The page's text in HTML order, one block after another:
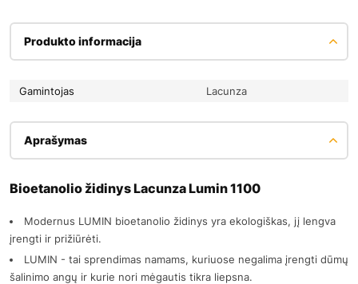
Produkto informacija
Gamintojas Lacunza
Aprašymas
Bioetanolio židinys Lacunza Lumin 1100
Modernus LUMIN bioetanolio židinys yra ekologiškas, jį lengva
įrengti ir prižiūrėti.
LUMIN - tai sprendimas namams, kuriuose negalima įrengti dūmų
šalinimo angų ir kurie nori mėgautis tikra liepsna.